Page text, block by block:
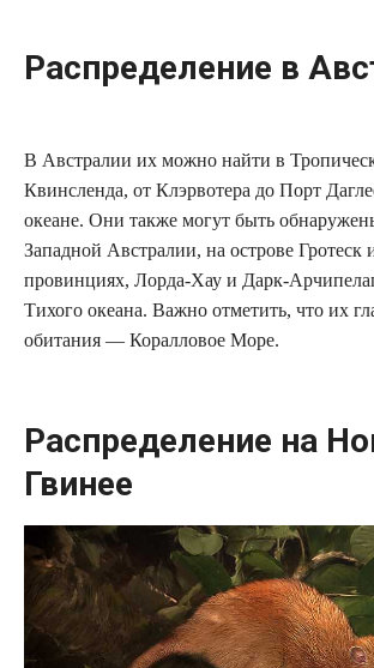
Распределение в
В Австралии их можно найти в
Квинсленда, от Клэрвотера до Порт
океане. Они также могут быть
Западной Австралии, на острове
провинциях, Лорда-Хау и Дарк-
Тихого океана. Важно отметить, что их
обитания — Коралловое Море.
Распределение на
Гвинее